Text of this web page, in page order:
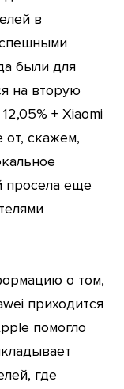
в
были для
на вторую
+ Xiaomi
от, скажем,
просела еще
о том,
приходится
помогло
где